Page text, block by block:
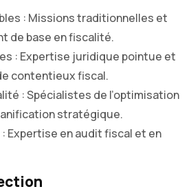
: Missions traditionnelles et
de base en fiscalité.
: Expertise juridique pointue et
contentieux fiscal.
: Spécialistes de l’optimisation
stratégique.
Expertise en audit fiscal et en